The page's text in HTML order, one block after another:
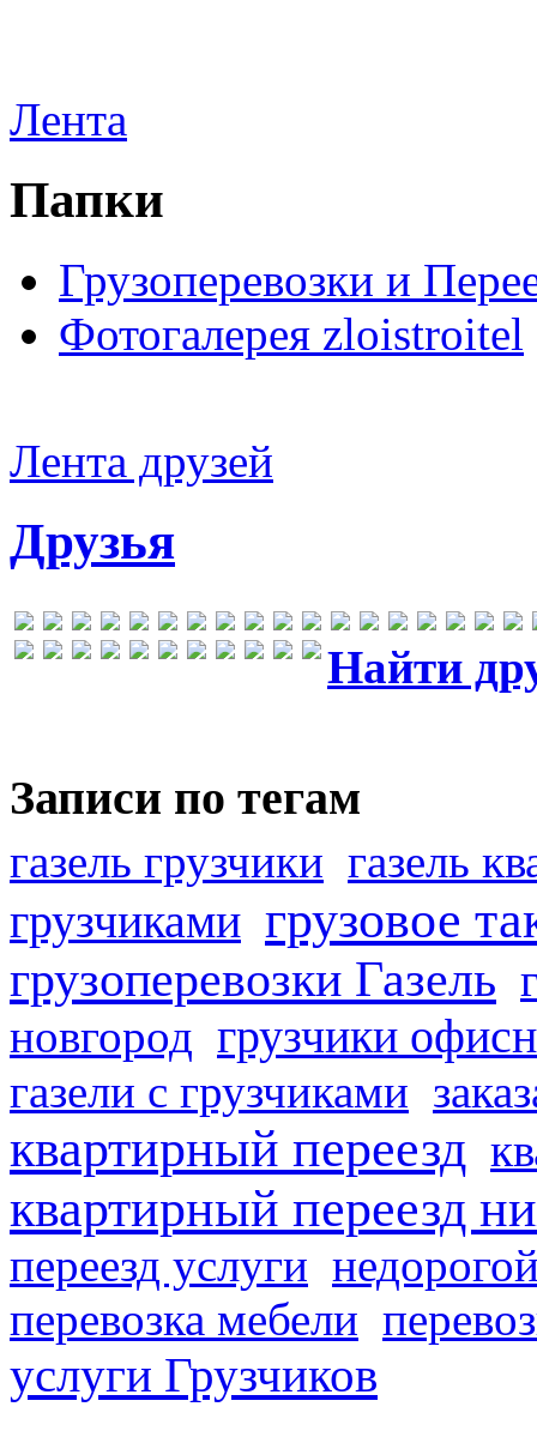
Лента
Папки
Грузоперевозки и
Фотогалерея zloistroitel
Лента друзей
Друзья
Найти
Записи по тегам
газель грузчики газель
грузчиками грузовое
грузоперевозки Газель
новгород грузчики
газели с грузчиками
квартирный переезд
квартирный переезд
переезд услуги
перевозка мебели
услуги Грузчиков